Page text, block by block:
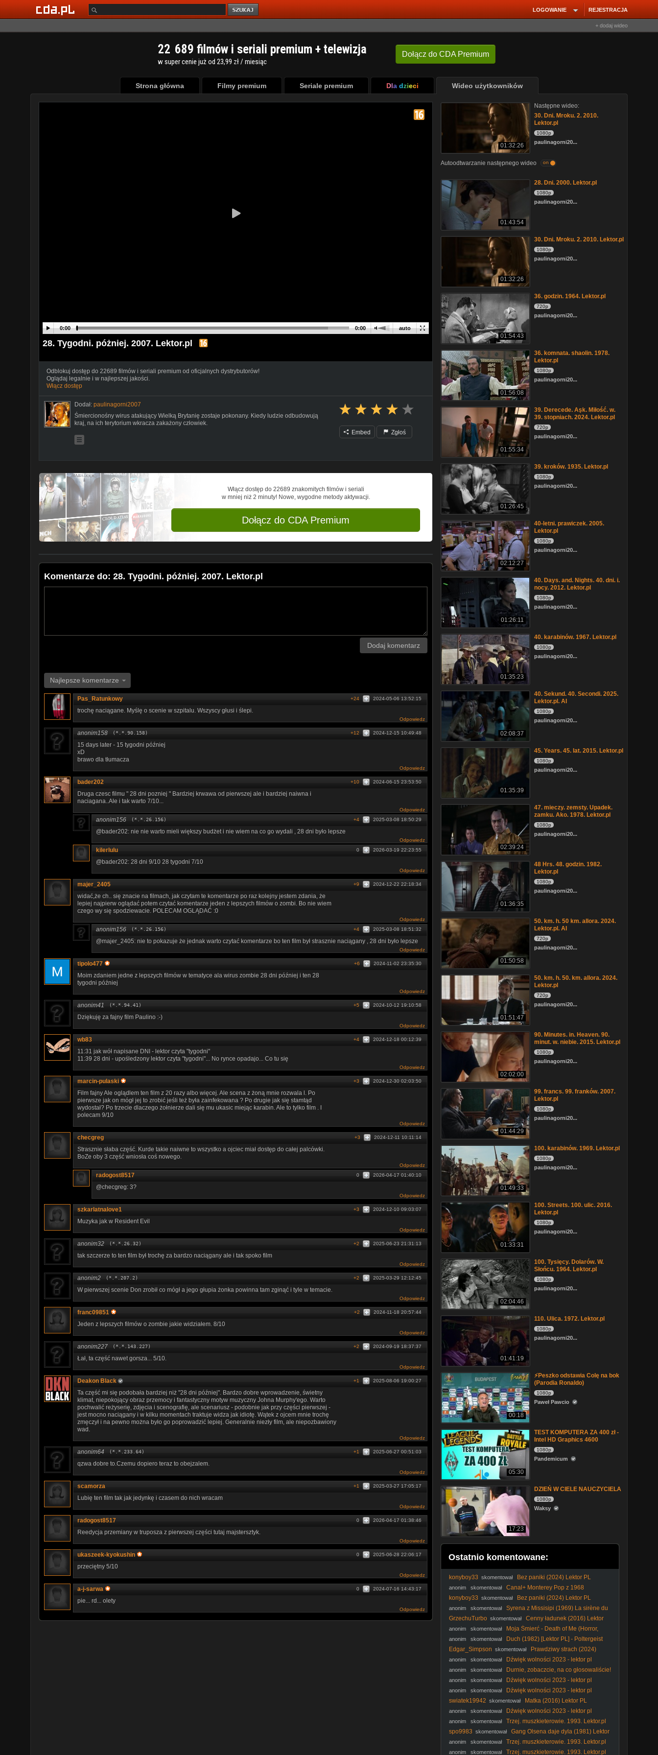
REJESTRACJA
LOGOWANIE
+ dodaj wideo
Dołącz do CDA Premium
22 689 filmów i seriali premium + telewizja
w super cenie już od 23,99 zł / miesiąc
Strona główna Filmy premium Seriale premium Dla dzieci Wideo użytkowników
auto
0:00 0:00
28. Tygodni. póżniej. 2007. Lektor.pl
Odblokuj dostęp do 22689 filmów i seriali premium od oficjalnych dystrybutorów!
Oglądaj legalnie i w najlepszej jakości.
Włącz dostęp
Dodał: paulinagorni2007
Śmiercionośny wirus atakujący Wielką Brytanię zostaje pokonany. Kiedy ludzie odbudowują
kraj, na ich terytorium wkracza zakażony człowiek.
Embed
Zgłoś
Włącz dostęp do 22689 znakomitych filmów i seriali
w mniej niż 2 minuty! Nowe, wygodne metody aktywacji.
Dołącz do CDA Premium
Komentarze do: 28. Tygodni. póżniej. 2007. Lektor.pl
Dodaj komentarz
Najlepsze komentarze
Pas_Ratunkowy 2024-05-06 13:52:15
+24
trochę naciągane. Myślę o scenie w szpitalu. Wszyscy głusi i ślepi.
Odpowiedz
anonim158 (*.*.90.158) 2024-12-15 10:49:48
+12
15 days later - 15 tygodni później
xD
brawo dla tłumacza
Odpowiedz
bader202 2024-06-15 23:53:50
+10
Druga czesc filmu " 28 dni pozniej " Bardziej krwawa od pierwszej ale i bardziej naiwna i
naciagana..Ale i tak warto 7/10...
Odpowiedz
anonim156 (*.*.26.156) 2025-03-08 18:50:29
+4
@bader202: nie nie warto mieli większy budżet i nie wiem na co go wydali , 28 dni było lepsze
Odpowiedz
kilerlulu 2026-03-19 22:23:55
0
@bader202: 28 dni 9/10 28 tygodni 7/10
Odpowiedz
majer_2405 2024-12-22 22:18:34
+9
widać,że ch.. się znacie na filmach, jak czytam te komentarze po raz kolejny jestem zdania, że
lepiej najpierw oglądać potem czytać komentarze jeden z lepszych filmów o zombi. Bo nie wiem
czego wy się spodziewacie. POLECAM OGLĄDAĆ :0
Odpowiedz
anonim156 (*.*.26.156) 2025-03-08 18:51:32
+4
@majer_2405: nie to pokazuje że jednak warto czytać komentarze bo ten film był strasznie naciągany , 28 dni było lepsze
Odpowiedz
tipolo477 2024-11-02 23:35:30
+6
Moim zdaniem jedne z lepszych filmów w tematyce ala wirus zombie 28 dni później i ten 28
tygodni później
Odpowiedz
anonim41 (*.*.94.41) 2024-10-12 19:10:58
+5
Dziękuję za fajny film Paulino :-)
Odpowiedz
wb83 2024-12-18 00:12:39
+4
11:31 jak wół napisane DNI - lektor czyta "tygodni"
11:39 28 dni - upośledzony lektor czyta "tygodni"... No rynce opadajo... Co tu się
Odpowiedz
marcin-pulaski 2024-12-30 02:03:50
+3
Film fajny Ale oglądlem ten film z 20 razy albo więcej. Ale scena z żoną mnie rozwala l. Po
pierwsze jak on mógł jej to zrobić jeśli też była zainfekowana ? Po drugie jak się stamtąd
wydostał? Po trzecie dlaczego żołnierze dali się mu ukasic miejąc karabin. Ale to tylko film . I
polecam 9/10
Odpowiedz
checgreg 2024-12-11 10:11:14
+3
Strasznie słaba część. Kurde takie naiwne to wszystko a ojciec miał dostęp do całej palcówki.
BoZe oby 3 część wniosła coś nowego.
Odpowiedz
radogost8517 2026-04-17 01:40:10
0
@checgreg: 3?
Odpowiedz
szkarlatnalove1 2024-12-10 09:03:07
+3
Muzyka jak w Resident Evil
Odpowiedz
anonim32 (*.*.26.32) 2025-06-23 21:31:13
+2
tak szczerze to ten film był trochę za bardzo naciągany ale i tak spoko film
Odpowiedz
anonim2 (*.*.207.2) 2025-03-29 12:12:45
+2
W pierwszej scenie Don zrobił co mógł a jego głupia żonka powinna tam zginąć i tyle w temacie.
Odpowiedz
franc09851 2024-11-18 20:57:44
+2
Jeden z lepszych filmów o zombie jakie widziałem. 8/10
Odpowiedz
anonim227 (*.*.143.227) 2024-09-19 18:37:37
+2
Łał, ta część nawet gorsza... 5/10.
Odpowiedz
Deakon Black 2025-08-06 19:00:27
+1
Ta część mi się podobała bardziej niż "28 dni później". Bardzo dobre wprowadzenie, świetny
klimat, niepokojący obraz przemocy i fantastyczny motyw muzyczny Johna Murphy'ego. Warto
pochwalić reżyserię, zdjęcia i scenografię, ale scenariusz - podobnie jak przy części pierwszej -
jest mocno naciągany i w kilku momentach traktuje widza jak idiotę. Wątek z ojcem mnie trochę
zmęczył i na pewno można było go poprowadzić lepiej. Generalnie niezły film, ale niepozbawiony
wad.
Odpowiedz
anonim64 (*.*.233.64) 2025-06-27 00:51:03
+1
qzwa dobre to.Czemu dopiero teraz to obejzalem.
Odpowiedz
scamorza 2025-03-27 17:05:17
+1
Lubię ten film tak jak jedynkę i czasem do nich wracam
Odpowiedz
radogost8517 2026-04-17 01:38:46
0
Reedycja przemiany w truposza z pierwszej części tutaj majstersztyk.
Odpowiedz
ukaszeek-kyokushin 2025-06-28 22:06:17
0
przeciętny 5/10
Odpowiedz
a-j-sarwa 2024-07-16 14:43:17
0
pie... rd... olety
Odpowiedz
01:32:26
Następne wideo:
30. Dni. Mroku. 2. 2010.
Lektor.pl
1080p
paulinagorni20...
Autoodtwarzanie następnego wideo on
01:43:54
28. Dni. 2000. Lektor.pl
1080p
paulinagorni20...
01:32:26
30. Dni. Mroku. 2. 2010. Lektor.pl
1080p
paulinagorni20...
01:54:43
36. godzin. 1964. Lektor.pl
720p
paulinagorni20...
01:56:08
36. komnata. shaolin. 1978.
Lektor.pl
1080p
paulinagorni20...
01:55:34
39. Derecede. Aşk. Miłość. w.
39. stopniach. 2024. Lektor.pl
720p
paulinagorni20...
01:26:45
39. kroków. 1935. Lektor.pl
1080p
paulinagorni20...
02:12:27
40-letni. prawiczek. 2005.
Lektor.pl
1080p
paulinagorni20...
01:26:11
40. Days. and. Nights. 40. dni. i.
nocy. 2012. Lektor.pl
1080p
paulinagorni20...
01:35:23
40. karabinów. 1967. Lektor.pl
1080p
paulinagorni20...
02:08:37
40. Sekund. 40. Secondi. 2025.
Lektor.pl. AI
1080p
paulinagorni20...
01:35:39
45. Years. 45. lat. 2015. Lektor.pl
1080p
paulinagorni20...
02:39:24
47. mieczy. zemsty. Upadek.
zamku. Ako. 1978. Lektor.pl
1080p
paulinagorni20...
01:36:35
48 Hrs. 48. godzin. 1982.
Lektor.pl
1080p
paulinagorni20...
01:50:58
50. km. h. 50 km. allora. 2024.
Lektor.pl. AI
720p
paulinagorni20...
01:51:47
50. km. h. 50. km. allora. 2024.
Lektor.pl
720p
paulinagorni20...
02:02:00
90. Minutes. in. Heaven. 90.
minut. w. niebie. 2015. Lektor.pl
1080p
paulinagorni20...
01:44:29
99. francs. 99. franków. 2007.
Lektor.pl
1080p
paulinagorni20...
01:49:33
100. karabinów. 1969. Lektor.pl
1080p
paulinagorni20...
01:33:31
100. Streets. 100. ulic. 2016.
Lektor.pl
1080p
paulinagorni20...
02:04:46
100. Tysięcy. Dolarów. W.
Słońcu. 1964. Lektor.pl
1080p
paulinagorni20...
01:41:19
110. Ulica. 1972. Lektor.pl
1080p
paulinagorni20...
00:18
⚡Peszko odstawia Colę na bok
(Parodia Ronaldo)
1080p
Paweł Pawcio
05:30
TEST KOMPUTERA ZA 400 zł -
Intel HD Graphics 4600
1080p
Pandemicum
17:23
DZIEŃ W CIELE NAUCZYCIELA
1080p
Waksy
Ostatnio komentowane:
konyboy33 skomentował Bez paniki (2024) Lektor PL
anonim skomentował
Canal+ Monterey Pop z 1968
roku(emisja 7 kwietnia 2001 roku)
konyboy33 skomentował Bez paniki (2024) Lektor PL
anonim skomentował
Syrena z Missisipi (1969) La sirène du
Mississipi [1080p]
GrzechuTurbo skomentował
Cenny ładunek (2016) Lektor
anonim skomentował
Moja Śmierć - Death of Me (Horror,
2020) [napisy pl]
anonim skomentował
Duch (1982) [Lektor PL] - Poltergeist
Edgar_Simpson skomentował
Prawdziwy strach (2024)
Lektor PL
anonim skomentował Dźwięk wolności 2023 - lektor pl
anonim skomentował
Durnie, zobaczcie, na co głosowaliście!
#Nawrocki #Batyr #protestanci #wybory2025 #polityka
anonim skomentował Dźwięk wolności 2023 - lektor pl
anonim skomentował
Dźwięk wolności 2023 - lektor pl
swiatek19942 skomentował Matka (2016) Lektor PL
anonim skomentował Dźwięk wolności 2023 - lektor pl
anonim skomentował
Trzej. muszkieterowie. 1993. Lektor.pl
spo9983 skomentował
Gang Olsena daje dyla (1981) Lektor
anonim skomentował Trzej. muszkieterowie. 1993. Lektor.pl
anonim skomentował Trzej. muszkieterowie. 1993. Lektor.pl